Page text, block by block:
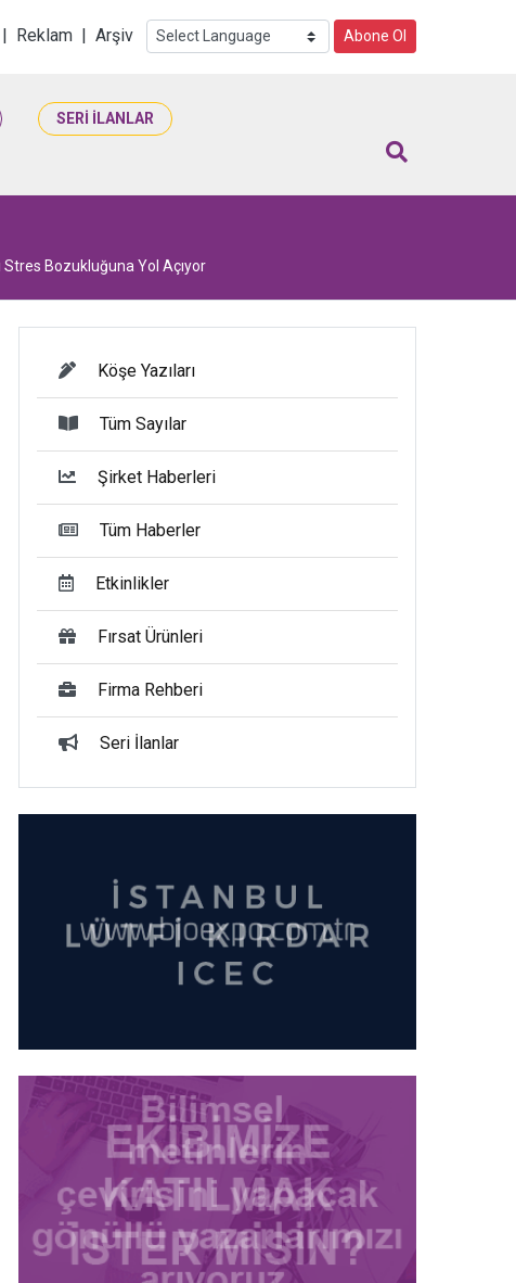
| Reklam | Arşiv Abone Ol
SERİ İLANLAR
Stres Bozukluğuna Yol Açıyor
Köşe Yazıları
Tüm Sayılar
Şirket Haberleri
Tüm Haberler
Etkinlikler
Fırsat Ürünleri
Firma Rehberi
Seri İlanlar